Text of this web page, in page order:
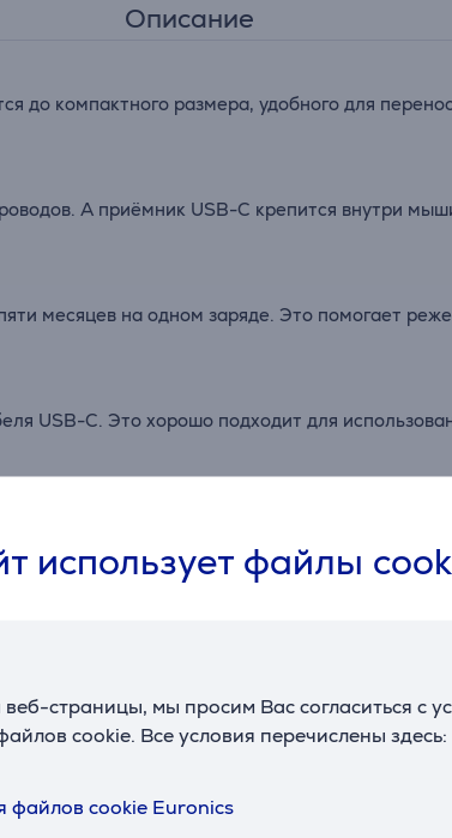
использует файлы
страницы, мы просим Вас согласиться с
cookie. Все условия перечислены здесь:
файлов cookie Euronics
Описание
компактного размера, удобного для
А приёмник USB-C крепится внутри
месяцев на одном заряде. Это помогает
USB-C. Это хорошо подходит для
заряд аккумулятора и делая
для поездок, работы в кафе или офиса.